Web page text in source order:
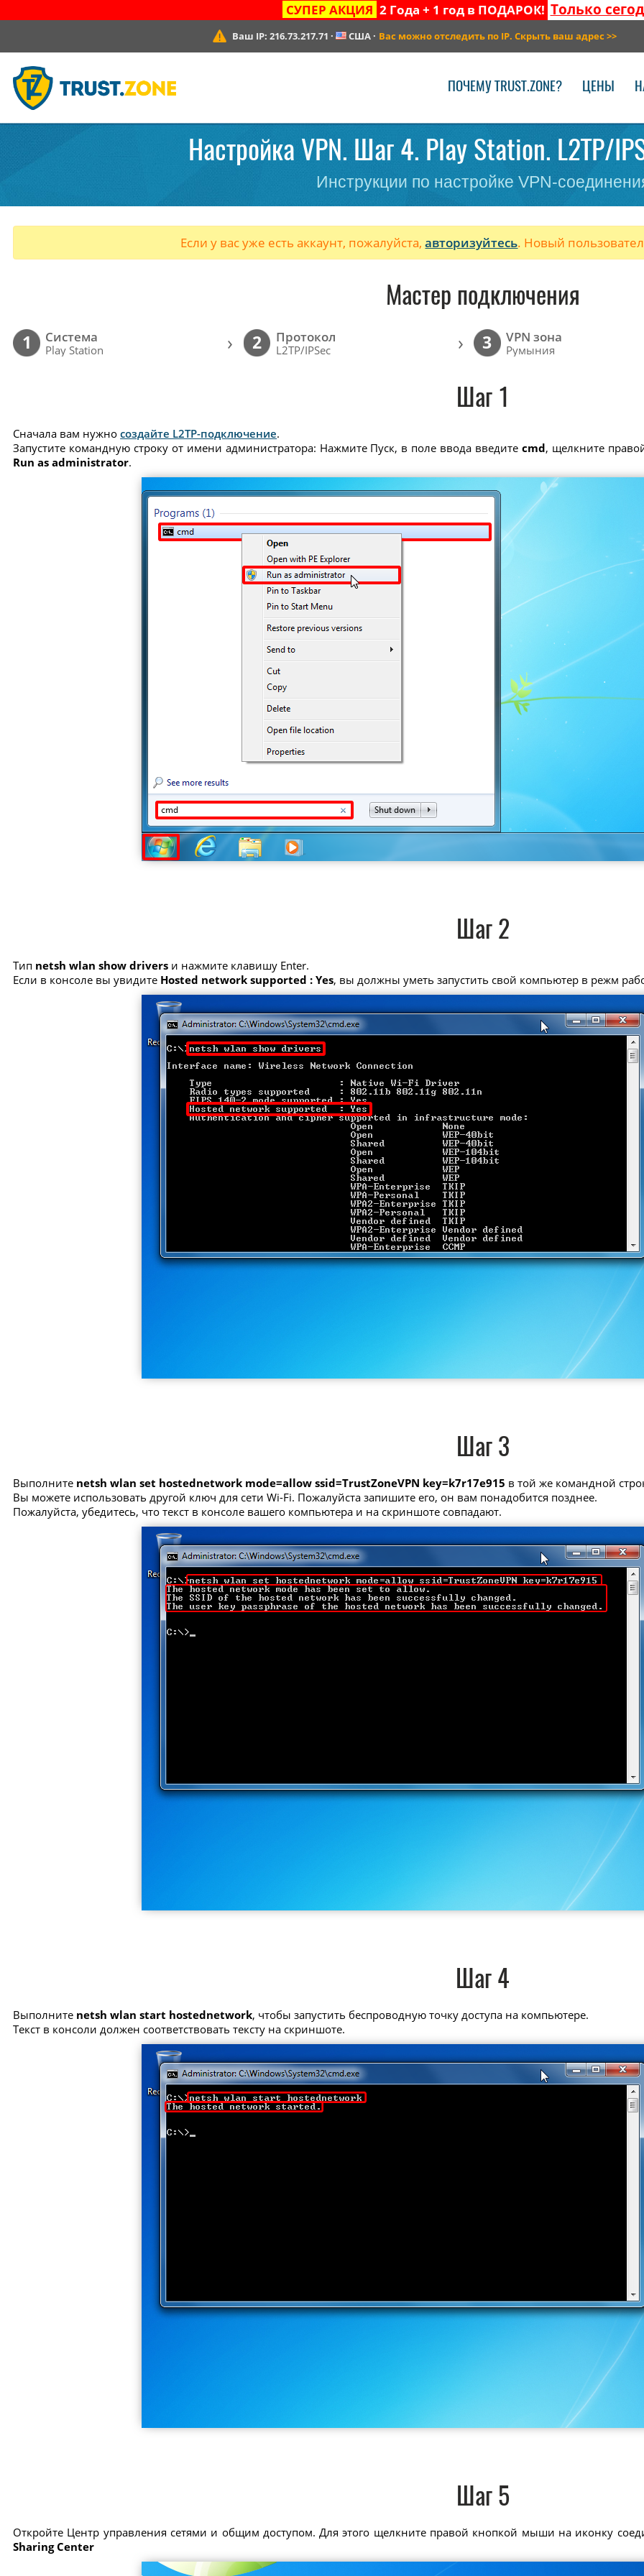
СУПЕР АКЦИЯ 2 Года + 1 год в ПОДАРОК! Только
Ваш IP: 216.73.217.71 · США · Вас можно отследить по IP. Скрыть ваш адрес >>
ПОЧЕМУ TRUST.ZONE? ЦЕНЫ
Настройка VPN. Шаг 4. Play Station. L2TP/
Инструкции по настройке VPN-
Если у вас уже есть аккаунт, пожалуйста,авторизуйтесь. Новый
Мастер подключения
1 Cистема
Play Station › 2 Протокол
L2TP/IPSec › 3 VPN зона
Румыния
Шаг 1
Сначала вам нужносоздайте L2TP-подключение.
Запустите командную строку от имени администратора: Нажмите Пуск, в поле ввода введите cmd, щелкните
Run as administrator.
Шаг 2
Тип netsh wlan show drivers и нажмите клавишу Enter.
Если в консоле вы увидите Hosted network supported : Yes, вы должны уметь запустить свой компьютер в режм
Шаг 3
Выполните netsh wlan set hostednetwork mode=allow ssid=TrustZoneVPN key=k7r17e915 в той же командной
Вы можете использовать другой ключ для сети Wi-Fi. Пожалуйста запишите его, он вам понадобится позднее.
Пожалуйста, убедитесь, что текст в консоле вашего компьютера и на скриншоте совпадают.
Шаг 4
Выполните netsh wlan start hostednetwork, чтобы запустить беспроводную точку доступа на компьютере.
Текст в консоли должен соответствовать тексту на скриншоте.
Шаг 5
Откройте Центр управления сетями и общим доступом. Для этого щелкните правой кнопкой мыши на иконку
Sharing Center